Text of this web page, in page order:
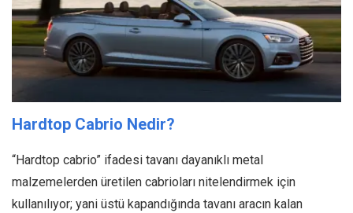
Hardtop Cabrio Nedir?
“Hardtop cabrio” ifadesi tavanı dayanıklı metal
malzemelerden üretilen cabrioları nitelendirmek için
kullanılıyor; yani üstü kapandığında tavanı aracın kalan